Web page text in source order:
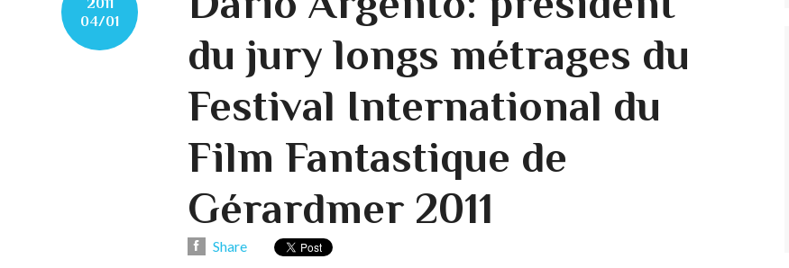
2011
04/01
du jury longs métrages du
Festival International du
Film Fantastique de
Gérardmer 2011
Share